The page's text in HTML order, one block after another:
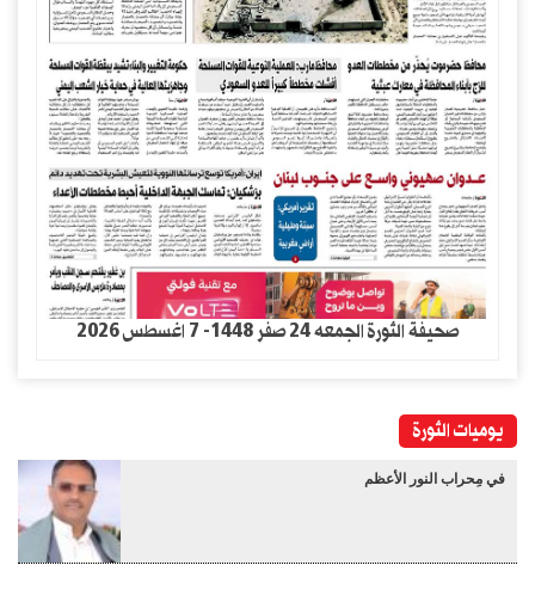
صحيفة الثورة الجمعه 24 صفر 1448- 7 اغسطس 2026
يوميات الثورة
في مِحراب النور الأعظم